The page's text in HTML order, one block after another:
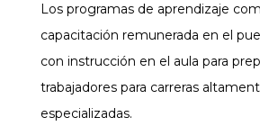
Los programas de aprendizaje
capacitación remunerada en el
con instrucción en el aula para
trabajadores para carreras
especializadas.